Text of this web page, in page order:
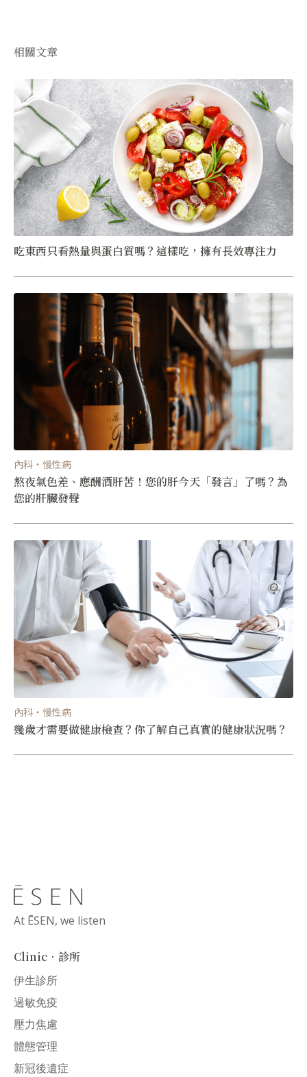
相關文章
吃東西只看熱量與蛋白質嗎？這樣吃，擁有長效專注力
內科・慢性病
熬夜氣色差、應酬酒肝苦！您的肝今天「發言」了嗎？為
您的肝臟發聲
內科・慢性病
幾歲才需要做健康檢查？你了解自己真實的健康狀況嗎？
At ĒSEN, we listen
Clinic．診所
伊生診所
過敏免疫
壓力焦慮
體態管理
新冠後遺症